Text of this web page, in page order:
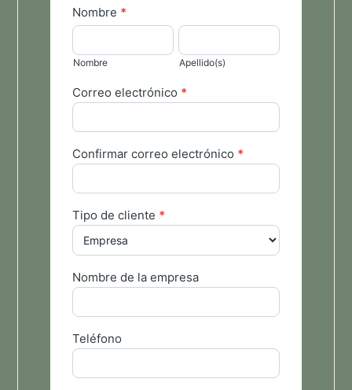
Form
general
Nombre *
Nombre
Nombre
Apellido(s)
Apellido(s)
Correo electrónico *
Confirmar correo electrónico *
Tipo de cliente *
Nombre de la empresa
Teléfono